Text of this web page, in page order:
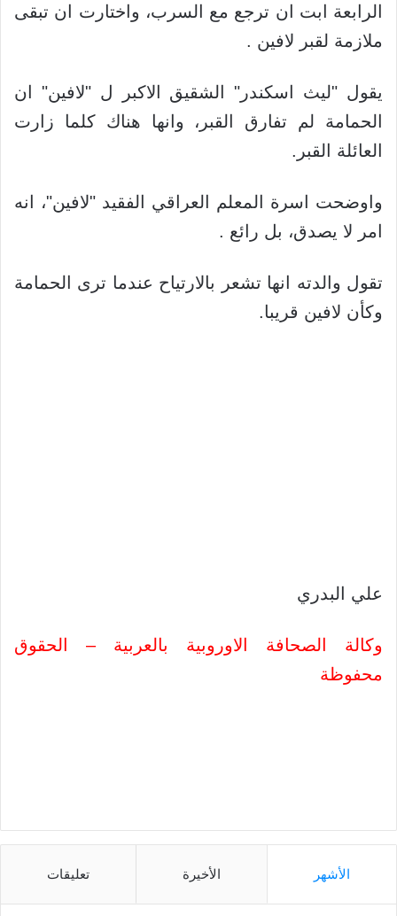
الرابعة ابت ان ترجع مع السرب، واختارت ان تبقى
ملازمة لقبر لافين .
يقول "ليث اسكندر" الشقيق الاكبر ل "لافين" ان
الحمامة لم تفارق القبر، وانها هناك كلما زارت
العائلة القبر.
واوضحت اسرة المعلم العراقي الفقيد "لافين"، انه
امر لا يصدق، بل رائع .
تقول والدته انها تشعر بالارتياح عندما ترى الحمامة
وكأن لافين قريبا.
علي البدري
وكالة الصحافة الاوروبية بالعربية – الحقوق
محفوظة
الأشهر الأخيرة تعليقات